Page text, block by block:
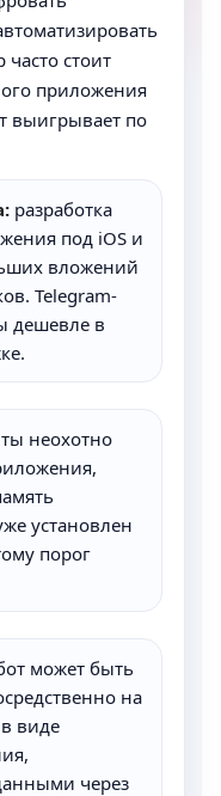
стоит
приложения
выигрывает по
разработка
под iOS и
вложений
Telegram-
дешевле в
неохотно
установлен
порог
может быть
на
виде
через